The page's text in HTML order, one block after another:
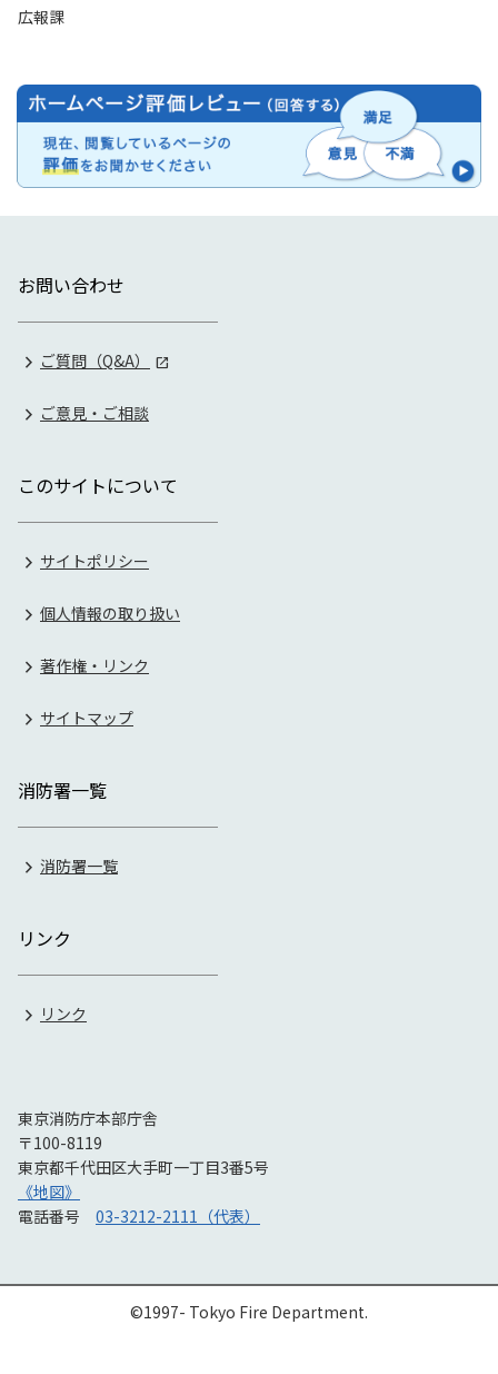
広報課
お問い合わせ
ご質問（Q&A）
ご意見・ご相談
このサイトについて
サイトポリシー
個人情報の取り扱い
著作権・リンク
サイトマップ
消防署一覧
消防署一覧
リンク
リンク
東京消防庁本部庁舎
〒100-8119
東京都千代田区大手町一丁目3番5号
《地図》
電話番号 03-3212-2111（代表）
©1997- Tokyo Fire Department.